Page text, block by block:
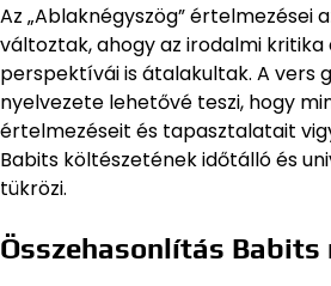
Az „Ablaknégyszög” értelmezései
változtak, ahogy az irodalmi kritika
perspektívái is átalakultak. A vers
nyelvezete lehetővé teszi, hogy
értelmezéseit és tapasztalatait
Babits költészetének időtálló és
tükrözi.
Összehasonlítás Babits